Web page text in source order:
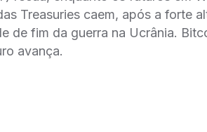
Treasuries caem, após a forte
de fim da guerra na Ucrânia.
avança.